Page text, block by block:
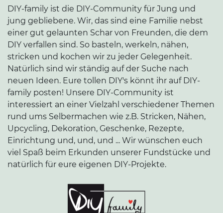
DIY-family ist die DIY-Community für Jung und
jung gebliebene. Wir, das sind eine Familie nebst
einer gut gelaunten Schar von Freunden, die dem
DIY verfallen sind. So basteln, werkeln, nähen,
stricken und kochen wir zu jeder Gelegenheit.
Natürlich sind wir ständig auf der Suche nach
neuen Ideen. Eure tollen DIY's könnt ihr auf DIY-
family posten! Unsere DIY-Community ist
interessiert an einer Vielzahl verschiedener Themen
rund ums Selbermachen wie z.B. Stricken, Nähen,
Upcycling, Dekoration, Geschenke, Rezepte,
Einrichtung und, und, und ... Wir wünschen euch
viel Spaß beim Erkunden unserer Fundstücke und
natürlich für eure eigenen DIY-Projekte.